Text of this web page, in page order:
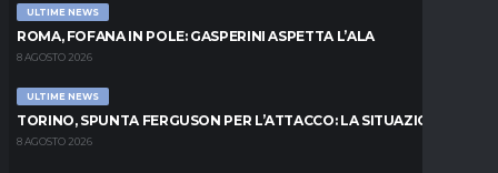
ULTIME NEWS
ROMA, FOFANA IN POLE: GASPERINI ASPETTA L’ALA
8 AGOSTO 2026
ULTIME NEWS
TORINO, SPUNTA FERGUSON PER L’ATTACCO: LA SITUAZIONE
8 AGOSTO 2026